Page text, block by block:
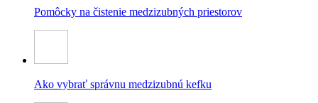
Pomôcky na čistenie medzizubných priestorov
Ako vybrať správnu medzizubnú kefku